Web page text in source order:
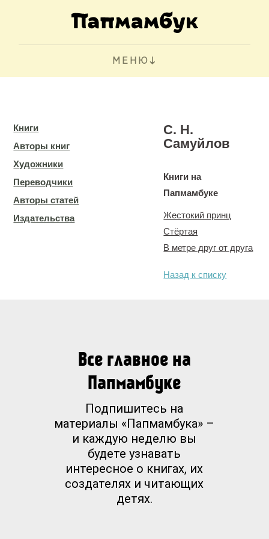
МЕНЮ
Книги
Авторы книг
Художники
Переводчики
Авторы статей
Издательства
С. Н.
Самуйлов
Книги на
Папмамбуке
Жестокий принц
Стёртая
В метре друг от друга
Назад к списку
Все главное на
Папмамбуке
Подпишитесь на
материалы «Папмамбука» –
и каждую неделю вы
будете узнавать
интересное о книгах, их
создателях и читающих
детях.